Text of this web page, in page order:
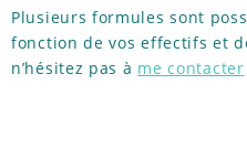
Plusieurs formules sont
fonction de vos effectifs et
n’hésitez pas à me contacter